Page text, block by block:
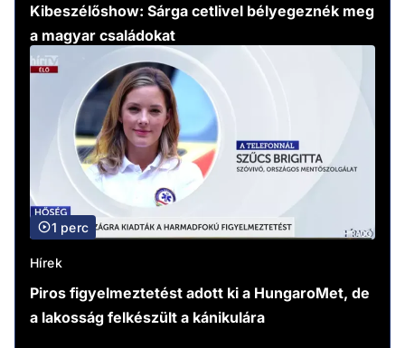
Kibeszélőshow: Sárga cetlivel bélyegeznék meg
a magyar családokat
1 perc
Hírek
Piros figyelmeztetést adott ki a HungaroMet, de
a lakosság felkészült a kánikulára